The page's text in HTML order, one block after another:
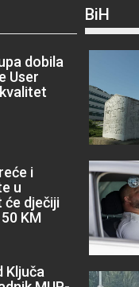
dobila
User
i
u
će dječiji
KM
Ključa
BiH